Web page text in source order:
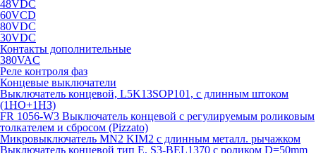
48VDC
60VCD
80VDC
30VDC
Контакты дополнительные
380VAC
Реле контроля фаз
Концевые выключатели
Выключатель концевой, L5K13SOP101, с длинным штоком
(1НО+1НЗ)
FR 1056-W3 Выключатель концевой с регулируемым роликовым
толкателем и сбросом (Pizzato)
Микровыключатель MN2 KIM2 с длинным металл. рычажком
Выключатель концевой тип Е, S3-BEL1370 с роликом D=50mm